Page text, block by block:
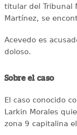
titular del Tribunal
Martínez, se
Acevedo es
doloso.
Sobre el caso
El caso conocido
Larkin Morales
zona 9 capitalina